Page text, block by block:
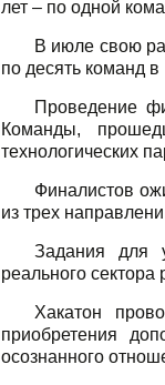
лет – по одной
В июле свою
по десять команд
Проведение
Команды,
технологических
Финалистов
из трех
Задания для
реального сектора
Хакатон
приобретения
осознанного